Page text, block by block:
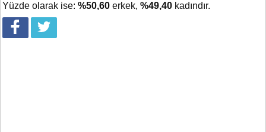
Yüzde olarak ise: %50,60 erkek, %49,40 kadındır.